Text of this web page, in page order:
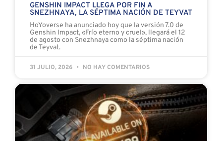
GENSHIN IMPACT LLEGA POR FIN A
SNEZHNAYA, LA SÉPTIMA NACIÓN DE TEYVAT
HoYoverse ha anunciado hoy que la versión 7.0 de
Genshin Impact, «Frío eterno y cruel», llegará el 12
de agosto con Snezhnaya como la séptima nación
de Teyvat.
31 JULIO, 2026 NO HAY COMENTARIOS